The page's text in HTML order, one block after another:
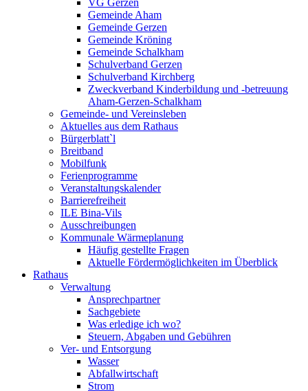
VG Gerzen
Gemeinde Aham
Gemeinde Gerzen
Gemeinde Kröning
Gemeinde Schalkham
Schulverband Gerzen
Schulverband Kirchberg
Zweckverband Kinderbildung und -betreuung
Aham-Gerzen-Schalkham
Gemeinde- und Vereinsleben
Aktuelles aus dem Rathaus
Bürgerblatt`l
Breitband
Mobilfunk
Ferienprogramme
Veranstaltungskalender
Barrierefreiheit
ILE Bina-Vils
Ausschreibungen
Kommunale Wärmeplanung
Häufig gestellte Fragen
Aktuelle Fördermöglichkeiten im Überblick
Rathaus
Verwaltung
Ansprechpartner
Sachgebiete
Was erledige ich wo?
Steuern, Abgaben und Gebühren
Ver- und Entsorgung
Wasser
Abfallwirtschaft
Strom